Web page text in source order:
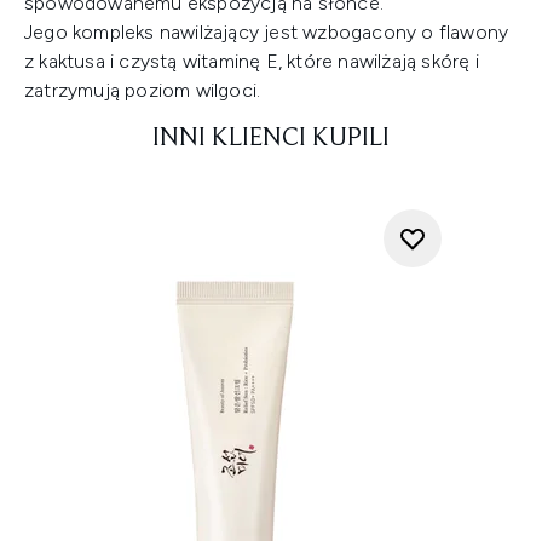
Jego kompleks nawilżający jest wzbogacony o flawony
z kaktusa i czystą witaminę E, które nawilżają skórę i
zatrzymują poziom wilgoci.
INNI KLIENCI KUPILI